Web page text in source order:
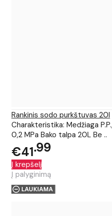
Rankinis sodo purkštuvas 20l
Charakteristika: Medžiaga
0,2 MPa Bako talpa 20L Be ..
€41 99
Į krepšelį
Į palyginimą